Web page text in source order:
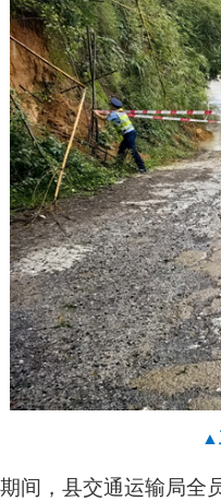
▲
间，县交通运输局全